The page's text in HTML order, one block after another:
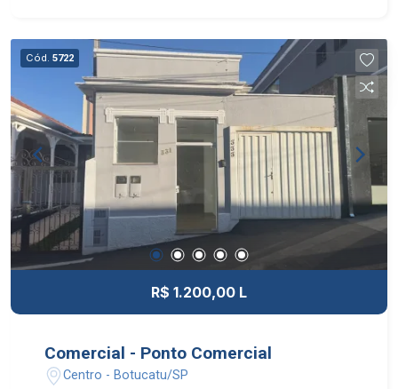
Cód. 5722
R$ 1.200,00 L
Comercial - Ponto Comercial
Centro - Botucatu/SP